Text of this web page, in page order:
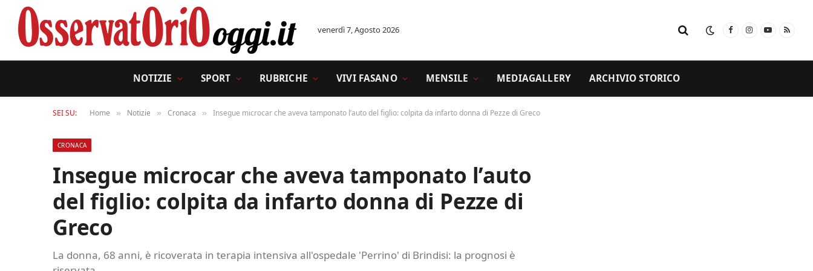
venerdì 7, Agosto 2026 FacebookInstagram
YouTube
RSS
NOTIZIE SPORT RUBRICHE VIVI FASANO MENSILE MEDIAGALLERY ARCHIVIO STORICO
SEI SU: Home » Notizie » Cronaca » Insegue microcar che aveva tamponato l’auto del figlio: colpita da infarto donna di Pezze di Greco
CRONACA
Insegue microcar che aveva tamponato l’auto
del figlio: colpita da infarto donna di Pezze di
Greco
La donna, 68 anni, è ricoverata in terapia intensiva all'ospedale 'Perrino' di Brindisi: la prognosi è